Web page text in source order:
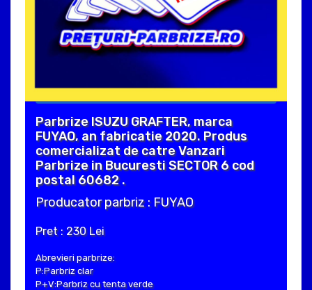
Parbrize ISUZU GRAFTER, marca
FUYAO, an fabricatie 2020. Produs
comercializat de catre Vanzari
Parbrize in Bucuresti SECTOR 6 cod
postal 60682 .
Producator parbriz : FUYAO
Pret : 230 Lei
Abrevieri parbrize:
P:Parbriz clar
P+V:Parbriz cu tenta verde